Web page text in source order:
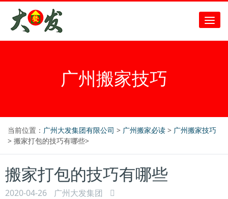
广州搬家技巧
当前位置： 广州大发集团有限公司 > 广州搬家必读 > 广州搬家技巧
> 搬家打包的技巧有哪些>
搬家打包的技巧有哪些
2020-04-26 广州大发集团